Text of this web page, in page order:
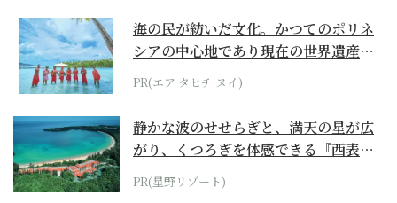
海の民が紡いだ文化。かつてのポリネ
シアの中心地であり現在の世界遺産か
らみえてくる...
PR(エア タヒチ ヌイ)
静かな波のせせらぎと、満天の星が広
がり、くつろぎを体感できる『西表島
ホテル by...
PR(星野リゾート)